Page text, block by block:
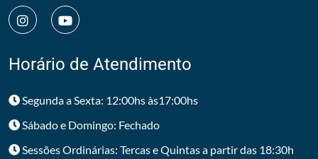
Horário de Atendimento
Segunda a Sexta: 12:00hs às17:00hs
Sábado e Domingo: Fechado
Sessões Ordinárias: Tercas e Quintas a partir das 18:30h